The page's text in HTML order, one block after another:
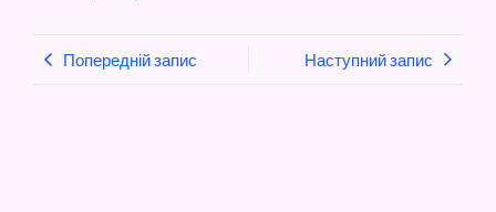
Попередній запис Наступний запис